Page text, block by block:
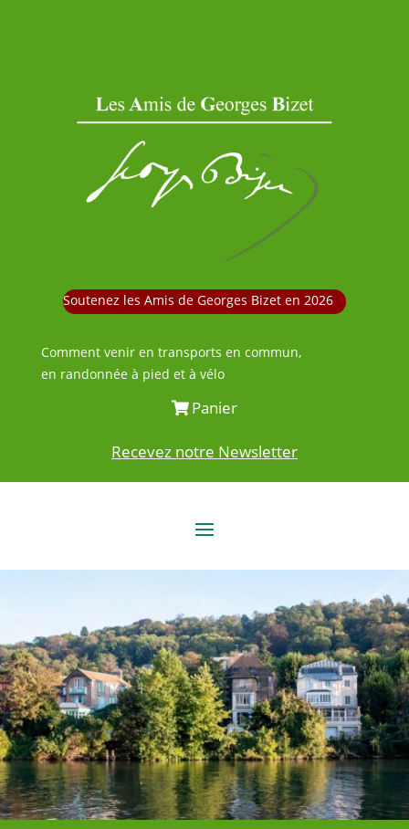
Soutenez les Amis de Georges Bizet en 2026
Comment venir en transports en commun,
en randonnée à pied et à vélo
Panier
Recevez notre Newsletter